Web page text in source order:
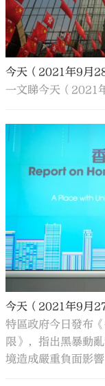
今天（2021年9月
一文睇今天（2021
今天（2021年9月
特區政府今日發布
限》，指出黑暴動
境造成嚴重負面影